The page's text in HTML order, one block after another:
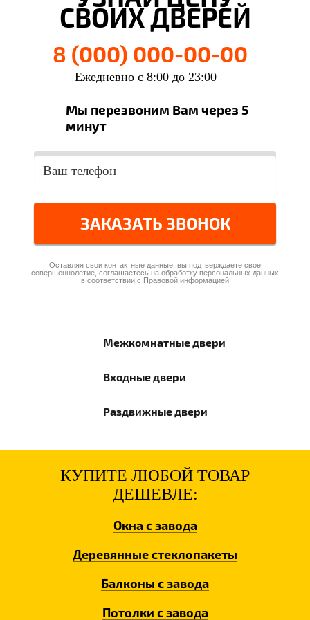
СВОИХ ДВЕРЕЙ
8 (000) 000-00-00
Ежедневно с 8:00 до 23:00
Мы перезвоним Вам через 5
минут
ЗАКАЗАТЬ ЗВОНОК
Оставляя свои контактные данные, вы подтверждаете свое
совершеннолетие, соглашаетесь на обработку персональных данных
в соответствии с Правовой информацией
Межкомнатныедвери
Входныедвери
Раздвижныедвери
КУПИТЕ ЛЮБОЙ ТОВАР
ДЕШЕВЛЕ:
Окнас завода
Деревянныестеклопакеты
Балконы с завода
Потолки с завода